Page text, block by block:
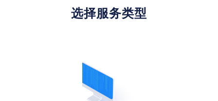
选择服务类型